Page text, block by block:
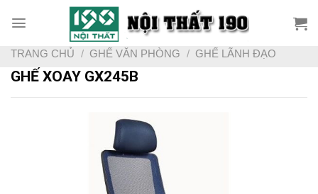
TRANG CHỦ / GHẾ VĂN PHÒNG / GHẾ LÃNH ĐẠO
GHẾ XOAY GX245B